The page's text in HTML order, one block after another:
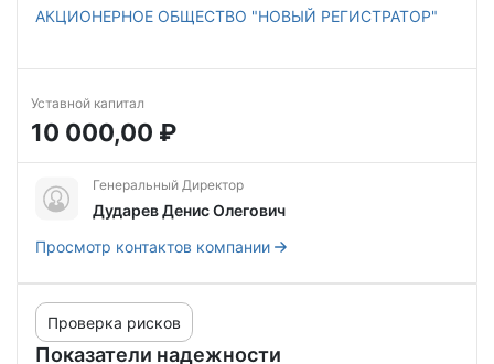
АКЦИОНЕРНОЕ ОБЩЕСТВО "НОВЫЙ РЕГИСТРАТОР"
Уставной капитал
10 000,00 ₽
Генеральный Директор
Дударев Денис Олегович
Просмотр контактов компании
Показатели надежности
Проверка рисков